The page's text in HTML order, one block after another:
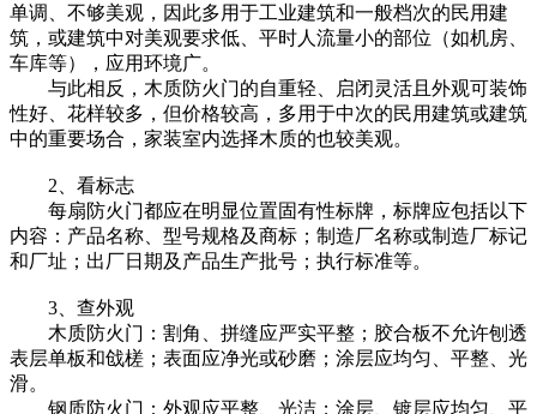
单调、不够美观，因此多用于工业建筑和一般档次的民用建
筑，或建筑中对美观要求低、平时人流量小的部位（如机房、
车库等），应用环境广。
与此相反，木质防火门的自重轻、启闭灵活且外观可装饰
性好、花样较多，但价格较高，多用于中次的民用建筑或建筑
中的重要场合，家装室内选择木质的也较美观。
2、看标志
每扇防火门都应在明显位置固有性标牌，标牌应包括以下
内容：产品名称、型号规格及商标；制造厂名称或制造厂标记
和厂址；出厂日期及产品生产批号；执行标准等。
3、查外观
木质防火门：割角、拼缝应严实平整；胶合板不允许刨透
表层单板和戗槎；表面应净光或砂磨；涂层应均匀、平整、光
滑。
钢质防火门：外观应平整、光洁；涂层、镀层应均匀、平